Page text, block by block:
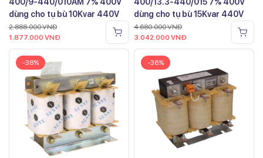
dùng cho tụ bù 10Kvar 440V
2.888.000VNĐ
1.877.000 VNĐ
dùng cho tụ bù 15Kvar 440V
4.680.000VNĐ
3.042.000 VNĐ
-38% -36%